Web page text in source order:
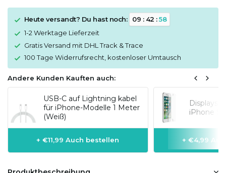
Heute versandt? Du hast noch: 09 : 42 :58
1-2 Werktage Lieferzeit
Gratis Versand mit DHL Track & Trace
100 Tage Widerrufsrecht, kostenloser Umtausch
Andere Kunden Kauften auch:
USB-C auf Lightning kabel
für iPhone-Modelle 1 Meter
(Weiß)
+ €11,99 Auch bestellen
iPhone
+ €4,99